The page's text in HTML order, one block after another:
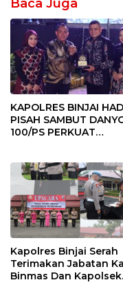
Baca Juga
KAPOLRES BINJAI
PISAH SAMBUT
100/PS PERKUAT
Kapolres Binjai Serah
Terimakan Jabatan
Binmas Dan Kapolsek